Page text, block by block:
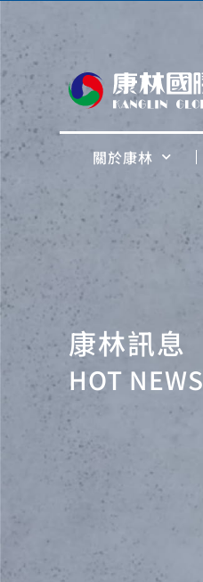
關於康林
康林訊息
HOT NEWS